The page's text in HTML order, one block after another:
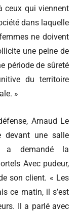
ceux qui viennent
dans laquelle
ne doivent
une peine de
période de sûreté
du territoire
»
Arnaud Le
devant une salle
a demandé la
Avec pudeur,
son client. « Les
ce matin, il s’est
Il a parlé avec